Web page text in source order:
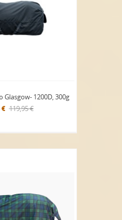
Glasgow- 1200D, 300g
119,95 €